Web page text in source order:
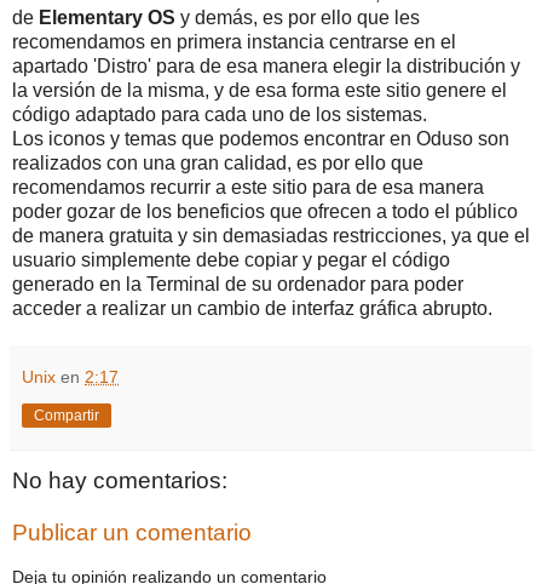
de Elementary OS y demás, es por ello que les
recomendamos en primera instancia centrarse en el
apartado 'Distro' para de esa manera elegir la distribución y
la versión de la misma, y de esa forma este sitio genere el
código adaptado para cada uno de los sistemas.
Los iconos y temas que podemos encontrar en Oduso son
realizados con una gran calidad, es por ello que
recomendamos recurrir a este sitio para de esa manera
poder gozar de los beneficios que ofrecen a todo el público
de manera gratuita y sin demasiadas restricciones, ya que el
usuario simplemente debe copiar y pegar el código
generado en la Terminal de su ordenador para poder
acceder a realizar un cambio de interfaz gráfica abrupto.
Unix en 2:17
Compartir
No hay comentarios:
Publicar un comentario
Deja tu opinión realizando un comentario